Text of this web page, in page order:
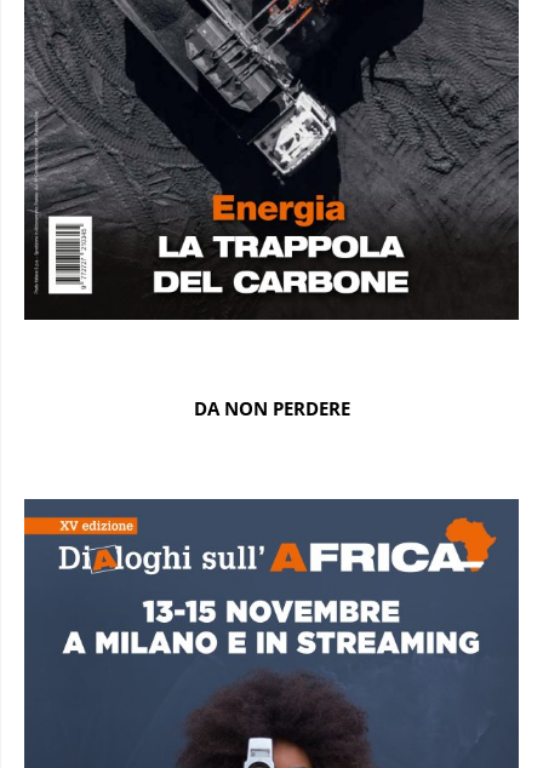
DA NON PERDERE